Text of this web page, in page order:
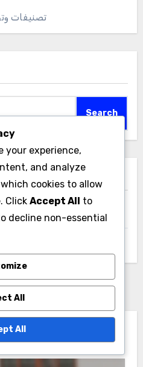
تصنيفات
your experience,
and analyze
cookies to allow
. Click Accept All to
decline non-essential
All
All